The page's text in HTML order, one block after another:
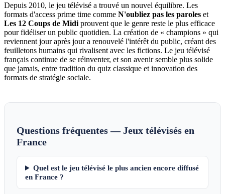
Depuis 2010, le jeu télévisé a trouvé un nouvel équilibre. Les
formats d'access prime time comme N'oubliez pas les paroles et
Les 12 Coups de Midi prouvent que le genre reste le plus efficace
pour fidéliser un public quotidien. La création de « champions » qui
reviennent jour après jour a renouvelé l'intérêt du public, créant des
feuilletons humains qui rivalisent avec les fictions. Le jeu télévisé
français continue de se réinventer, et son avenir semble plus solide
que jamais, entre tradition du quiz classique et innovation des
formats de stratégie sociale.
Questions fréquentes — Jeux télévisés en
France
Quel est le jeu télévisé le plus ancien encore diffusé
en France ?